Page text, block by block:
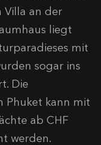
Villa an der
liegt
mit
sogar ins
Die
Phuket kann mit
ab CHF
werden.